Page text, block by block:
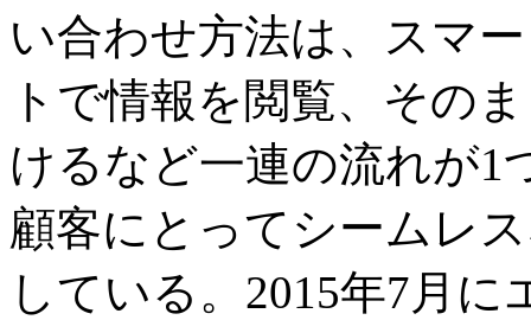
い合わせ方法は、スマ
トで情報を閲覧、その
けるなど一連の流れが1
顧客にとってシームレ
している。2015年7月